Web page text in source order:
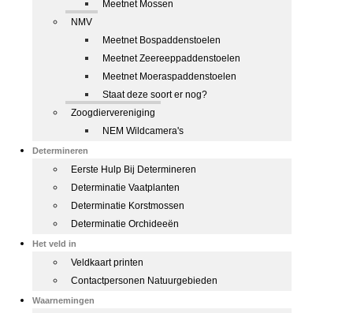
Meetnet Mossen
NMV
Meetnet Bospaddenstoelen
Meetnet Zeereeppaddenstoelen
Meetnet Moeraspaddenstoelen
Staat deze soort er nog?
Zoogdiervereniging
NEM Wildcamera's
Determineren
Eerste Hulp Bij Determineren
Determinatie Vaatplanten
Determinatie Korstmossen
Determinatie Orchideeën
Het veld in
Veldkaart printen
Contactpersonen Natuurgebieden
Waarnemingen